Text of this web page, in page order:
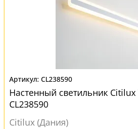
CL238590
Настенный светильник
CL238590
Citilux (Дания)